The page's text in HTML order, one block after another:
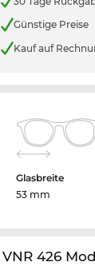
Günstige Preise
Kauf auf
Glasbreite
53 mm
VNR 426